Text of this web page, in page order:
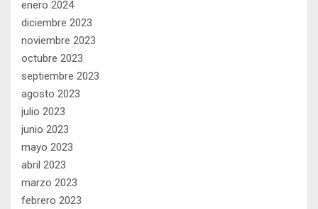
enero 2024
diciembre 2023
noviembre 2023
octubre 2023
septiembre 2023
agosto 2023
julio 2023
junio 2023
mayo 2023
abril 2023
marzo 2023
febrero 2023